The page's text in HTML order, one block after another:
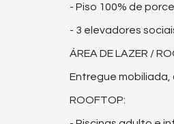
- Piso 100% de
- 3 elevadores
ÁREA DE LAZER /
Entregue
ROOFTOP: